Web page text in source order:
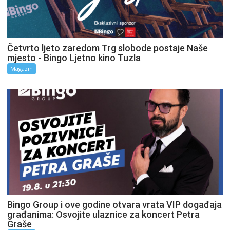
Četvrto ljeto zaredom Trg slobode postaje Naše
mjesto - Bingo Ljetno kino Tuzla
Magazin
Bingo Group i ove godine otvara vrata VIP događaja
građanima: Osvojite ulaznice za koncert Petra
Graše